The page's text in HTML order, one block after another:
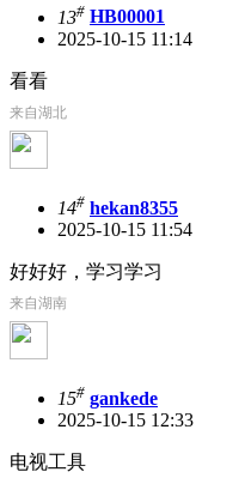
13# HB00001
2025-10-15 11:14
看看
来自湖北
14# hekan8355
2025-10-15 11:54
好好好，学习学习
来自湖南
15# gankede
2025-10-15 12:33
电视工具